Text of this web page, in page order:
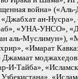
война» («Аль-
«Джабхат ан-
«УНА-УНСО»,
аль-Муслимун»),
«Имарат
И-Тайба»,